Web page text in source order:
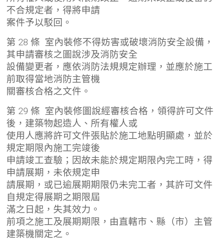
不合規定者，得將申請
案件予以駁回。
第 28 條 室內裝修不得妨害或破壞消防安全設備，
其申請審核之圖說涉及消防安全
設備變更者，應依消防法規規定辦理，並應於施工
前取得當地消防主管機
關審核合格之文件。
第 29 條 室內裝修圖說經審核合格，領得許可文件
後，建築物起造人、所有權人或
使用人應將許可文件張貼於施工地點明顯處，並於
規定期限內施工完竣後
申請竣工查驗；因故未能於規定期限內完工時，得
申請展期，未依規定申
請展期，或已逾展期期限仍未完工者，其許可文件
自規定得展期之期限屆
滿之日起，失其效力。
前項之施工及展期期限，由直轄市、縣（市）主管
建築機關定之。